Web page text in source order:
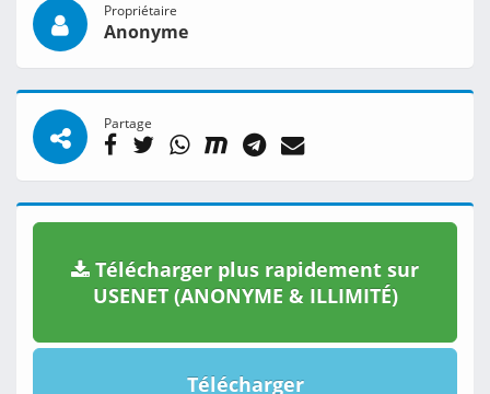
Propriétaire
Anonyme
Partage
Télécharger plus rapidement sur
USENET (ANONYME & ILLIMITÉ)
Télécharger